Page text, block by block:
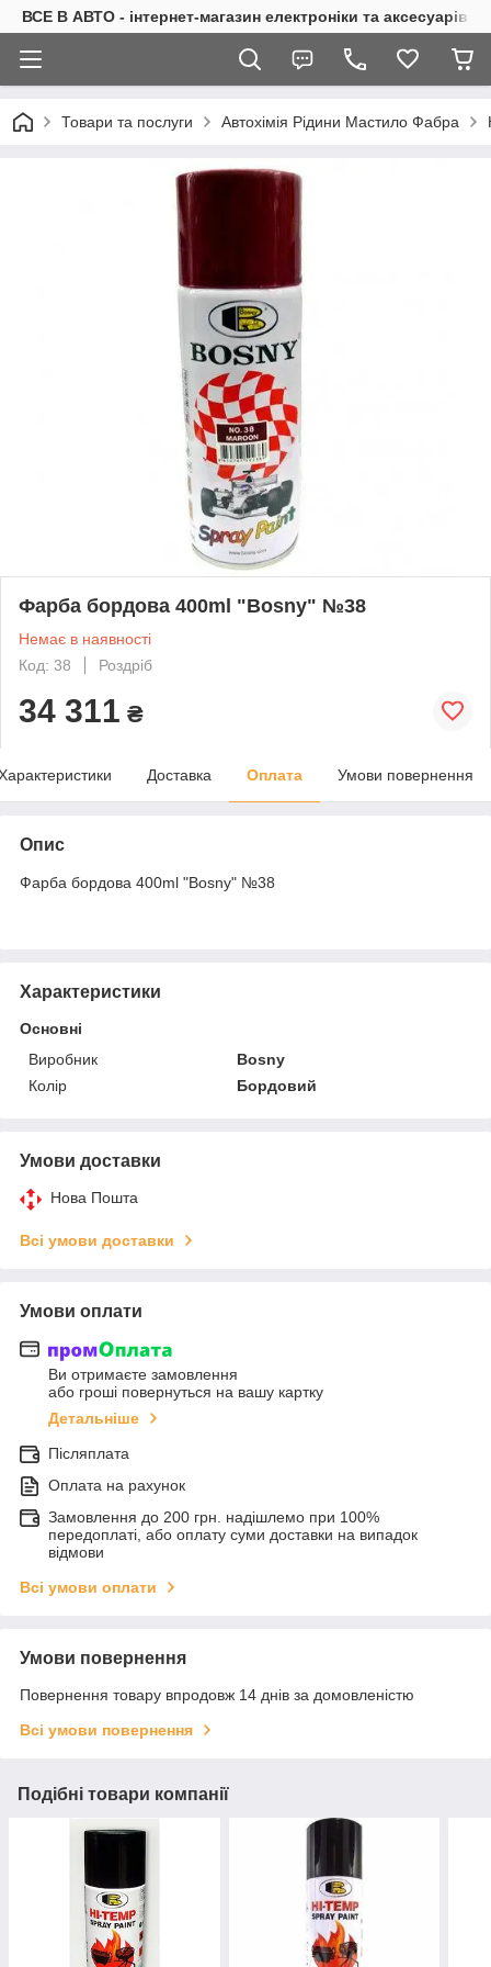
ВСЕ В АВТО - інтернет-магазин електроніки та аксесуарів в
Товари та послуги Автохімія Рідини Мастило Фабра
Фарба бордова 400ml "Bosny" №38
Немає в наявності
Код: 38
Роздріб
34 311 ₴
Доставка Оплата Умови повернення
Опис
Фарба бордова 400ml "Bosny" №38
Характеристики
Основні
Виробник
Bosny
Колір
Бордовий
Умови доставки
Нова Пошта
Всі умови доставки
Умови оплати
Ви отримаєте замовлення
або гроші повернуться на вашу картку
Детальніше
Післяплата
Оплата на рахунок
Замовлення до 200 грн. надішлемо при 100%
передоплаті, або оплату суми доставки на випадок
відмови
Всі умови оплати
Умови повернення
Повернення товару впродовж 14 днів за домовленістю
Всі умови повернення
Подібні товари компанії